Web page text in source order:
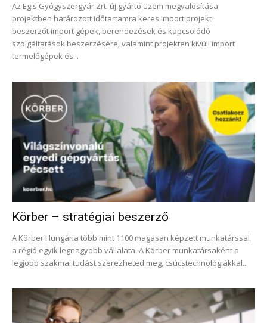
Az Egis Gyógyszergyár Zrt. új gyártó üzem megvalósítása
projektben határozott időtartamra keres import projekt
beszerzőt import gépek, berendezések és kapcsolódó
szolgáltatások beszerzésére, valamint projekten kívüli import
termelőgépek és...
Körber – stratégiai beszerző
A Körber Hungária több mint 1100 magasan képzett munkatárssal
a régió egyik legnagyobb vállalata. A Körber munkatársaként a
legjobb szakmai tudást szerezheted meg, csúcstechnológiákkal...